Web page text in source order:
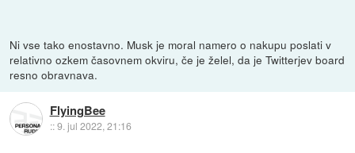
Ni vse tako enostavno. Musk je moral namero o nakupu poslati v
relativno ozkem časovnem okviru, če je želel, da je Twitterjev board
resno obravnava.
FlyingBee
::9. jul 2022, 21:16